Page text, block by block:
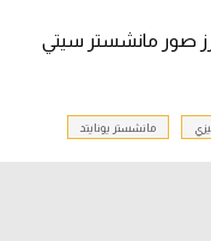
صور مانشستر سيتي
مانشستر يونايتد